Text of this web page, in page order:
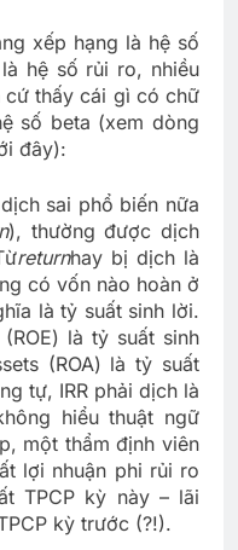
xếp hạng là hệ số
hệ số rủi ro, nhiều
cứ thấy cái gì có chữ
số beta (xem dòng
đây):
sai phổ biến nữa
), thường được dịch
returnhay bị dịch là
có vốn nào hoàn ở
là tỷ suất sinh lời.
là tỷ suất sinh
(ROA) là tỷ suất
tự, IRR phải dịch là
hiểu thuật ngữ
một thẩm định viên
lợi nhuận phi rủi ro
TPCP kỳ này – lãi
kỳ trước (?!).